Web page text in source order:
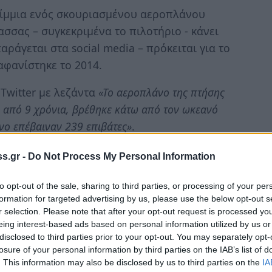
- Do Not Process My Personal Information
opt-out of the sale, sharing to third parties, or processing of your
for targeted advertising by us, please use the below opt-out
selection. Please note that after your opt-out request is processed
interest-based ads based on personal information utilized by us
to third parties prior to your opt-out. You may separately
of your personal information by third parties on the IAB’s list of
This information may also be disclosed by us to third parties on the
ενός σκουριασμένου αεροπλάνου
– συγκεκριμένα το πιλοτήριο - κάνει
στα social media – πρόκειται για το
το 2014.
με λεζάντα «Το αεροπλάνο της πτήσης
9 χρόνια, βρέθηκε κάτω από τον ωκεανό
επέβαιναν 239 επιβάτες».
disappeared 9 years ago has been
skeleton. The plane had 239
STPCSPJAXj
2, 2023